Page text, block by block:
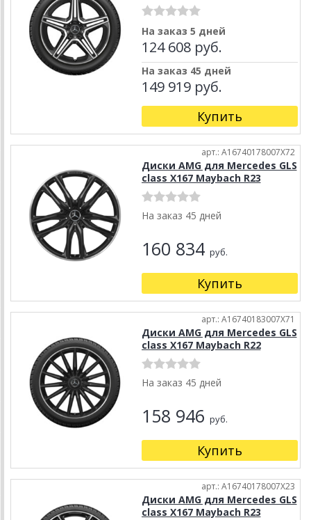
На заказ 5 дней
124 608 руб.
На заказ 45 дней
149 919 руб.
Купить
арт.: A16740178007X72
Диски AMG для Mercedes GLS
class X167 Maybach R23
На заказ 45 дней
160 834 руб.
Купить
арт.: A16740183007X71
Диски AMG для Mercedes GLS
class X167 Maybach R22
На заказ 45 дней
158 946 руб.
Купить
арт.: A16740178007X23
Диски AMG для Mercedes GLS
class X167 Maybach R23